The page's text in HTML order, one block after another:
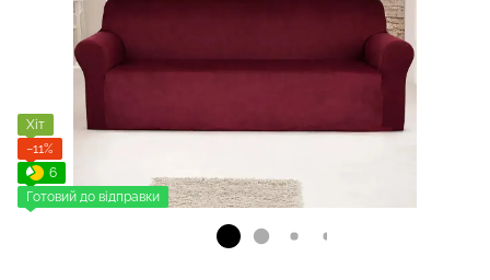
Хіт
−11%
6
Готовий до відправки